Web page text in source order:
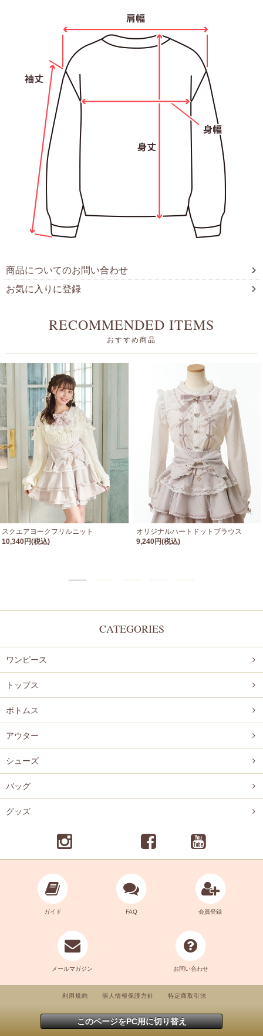
商品についてのお問い合わせ
お気に入りに登録
RECOMMENDED ITEMS
おすすめ商品
スクエアヨークフリルニット
10,340円(税込)
オリジナルハートドットブラウス
9,240円(税込)
CATEGORIES
ワンピース
トップス
ボトムス
アウター
シューズ
バッグ
グッズ
ガイド FAQ 会員登録
メールマガジン お問い合わせ
利用規約 個人情報保護方針 特定商取引法
このページをPC用に切り替え